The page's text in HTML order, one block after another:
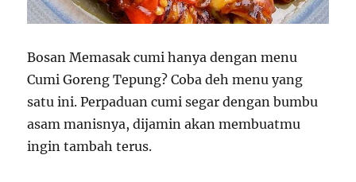
Bosan Memasak cumi hanya dengan menu
Cumi Goreng Tepung? Coba deh menu yang
satu ini. Perpaduan cumi segar dengan bumbu
asam manisnya, dijamin akan membuatmu
ingin tambah terus.